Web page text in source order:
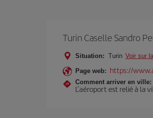
Turin Caselle Sandro
Situation: Turin Voir sur
Page web: https://
Comment arriver en ville:
L’aéroport est relié à la